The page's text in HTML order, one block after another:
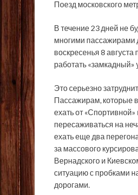
Поезд московского
В течение 23 дней не
многими пассажирами
воскресенья 8 августа
работать «замкадный»
Это серьезно
Пассажирам, которые
ехать от
пересаживаться на
ехать еще два
за массового
Вернадского и
ситуацию с пробками
дорогами.